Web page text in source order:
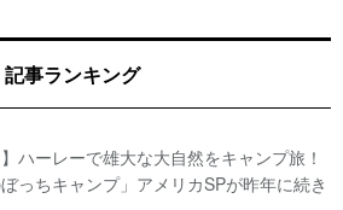
記事ランキング
】ハーレーで雄大な大自然をキャンプ旅！
ぼっちキャンプ」アメリカSPが昨年に続き